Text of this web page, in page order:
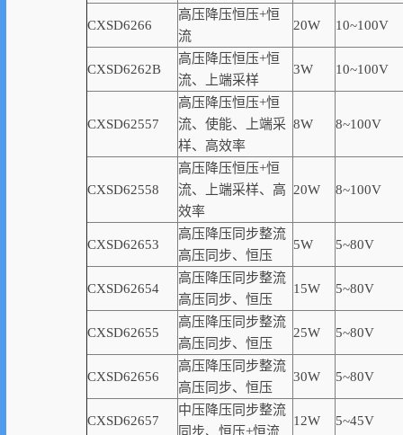
CXSD6266
高压降压恒压+恒
流
20W 10~100V
CXSD6262B
高压降压恒压+恒
流、上端采样
3W 10~100V
CXSD62557
高压降压恒压+恒
流、使能、上端采
样、高效率
8W 8~100V
CXSD62558
高压降压恒压+恒
流、上端采样、高
效率
20W 8~100V
CXSD62653
高压降压同步整流
高压同步、恒压
5W 5~80V
CXSD62654
高压降压同步整流
高压同步、恒压
15W 5~80V
CXSD62655
高压降压同步整流
高压同步、恒压
25W 5~80V
CXSD62656
高压降压同步整流
高压同步、恒压
30W 5~80V
CXSD62657
中压降压同步整流
同步、恒压+恒流
12W 5~45V